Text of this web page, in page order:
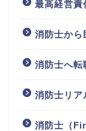
最高経営責
消防士から
消防士へ転
消防士リア
消防士（